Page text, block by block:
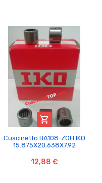

Cuscinetto BA108-ZOH IKO
15.875X20.638X7.92
12,88 €